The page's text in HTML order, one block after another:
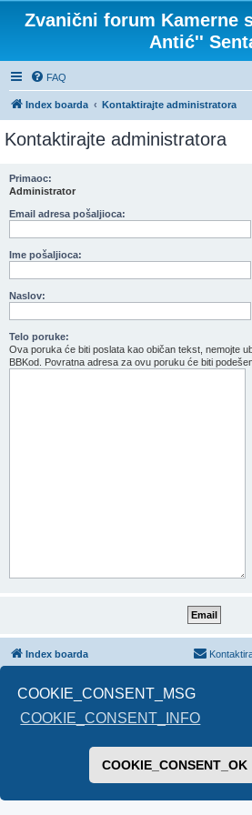
COOKIE_CONSENT_MSG
COOKIE_CONSENT_INFO
COOKIE_CONSENT_OK
Zvanični forum Kamerne
Antić''
FAQ
Index boarda Kontaktirajte administratora
Kontaktirajte administratora
Primaoc:
Administrator
Email adresa pošaljioca:
Ime pošaljioca:
Naslov:
Telo poruke:
Ova poruka će biti poslata kao običan tekst, nemojte
BBKod. Povratna adresa za ovu poruku će biti
Index boarda
Pokreće ga phpBB ® Forum Software
Prevod -
PRIVACY_LINK